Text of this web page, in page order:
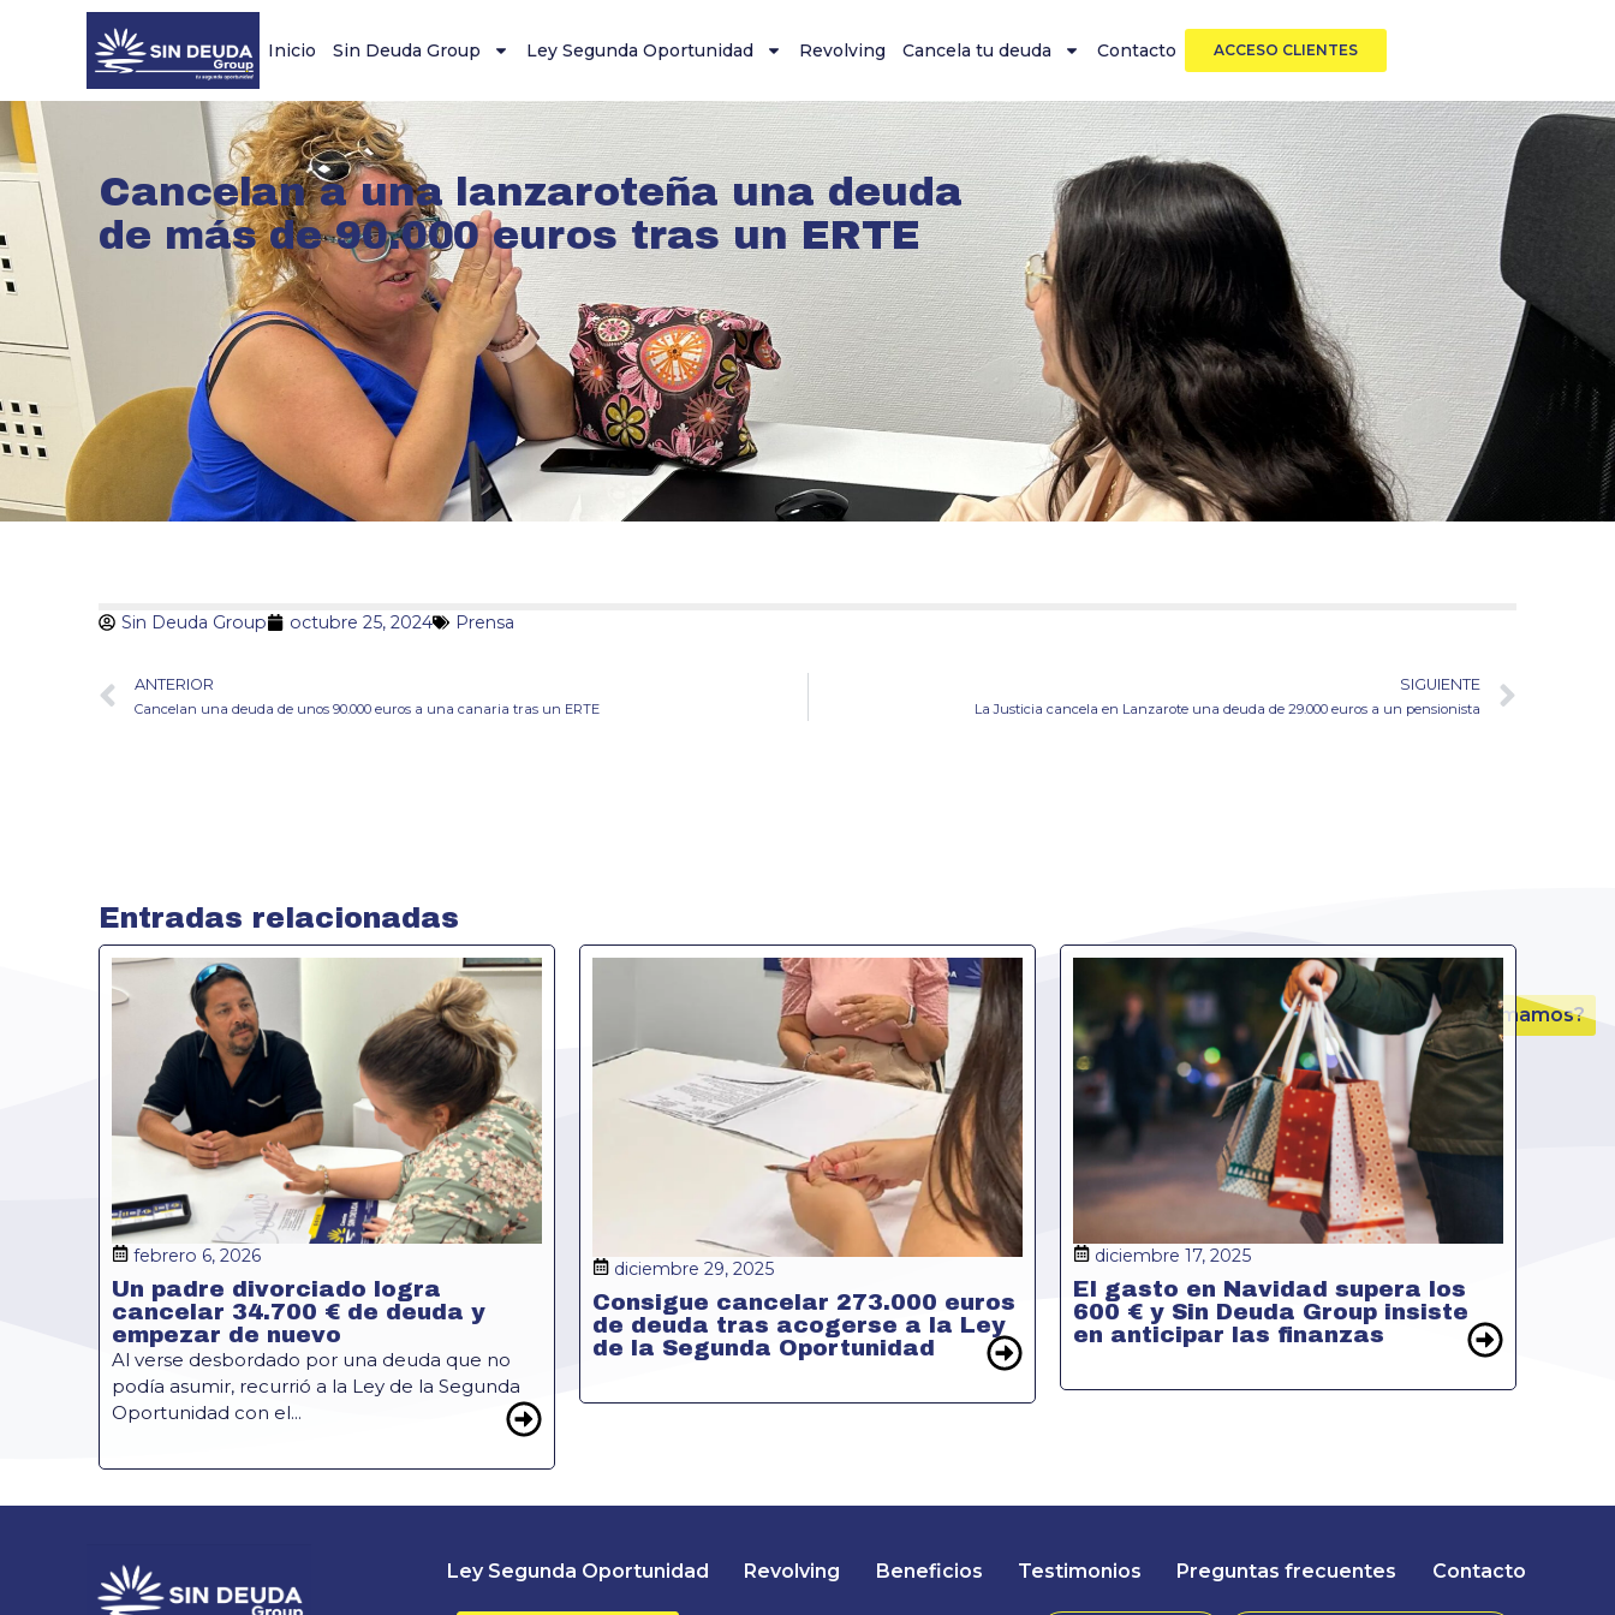
Inicio Sin Deuda Group Ley Segunda Oportunidad Revolving Cancela tu deuda Contacto ACCESO CLIENTES
¿Te llamamos?
Cancelan a una lanzaroteña una deuda
de más de 90.000 euros tras un ERTE
Sin Deuda Group octubre 25, 2024 Prensa
ANTERIOR
Cancelan una deuda de unos 90.000 euros a una canaria tras un ERTE
SIGUIENTE
La Justicia cancela en Lanzarote una deuda de 29.000 euros a un pensionista
Entradas relacionadas
febrero 6, 2026
Un padre divorciado logra
cancelar 34.700 € de deuda y
empezar de nuevo
Al verse desbordado por una deuda que no
podía asumir, recurrió a la Ley de la Segunda
Oportunidad con el...
diciembre 29, 2025
Consigue cancelar 273.000 euros
de deuda tras acogerse a la Ley
de la Segunda Oportunidad
diciembre 17, 2025
El gasto en Navidad supera los
600 € y Sin Deuda Group insiste
en anticipar las finanzas
Ley Segunda Oportunidad Revolving Beneficios Testimonios Preguntas frecuentes Contacto